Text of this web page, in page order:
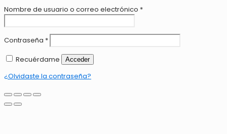
Nombre de usuario o correo electrónico *
Contraseña *
Recuérdame
Acceder
¿Olvidaste la contraseña?